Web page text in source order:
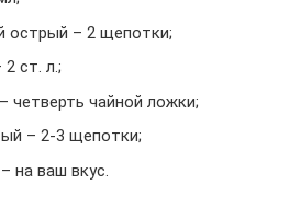
острый – 2 щепотки;
ст. л.;
четверть чайной ложки;
– 2-3 щепотки;
на ваш вкус.